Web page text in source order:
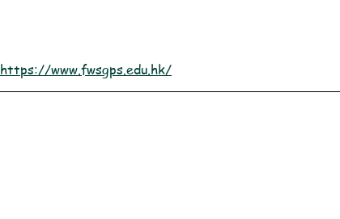
https://www.fwsgps.edu.hk/